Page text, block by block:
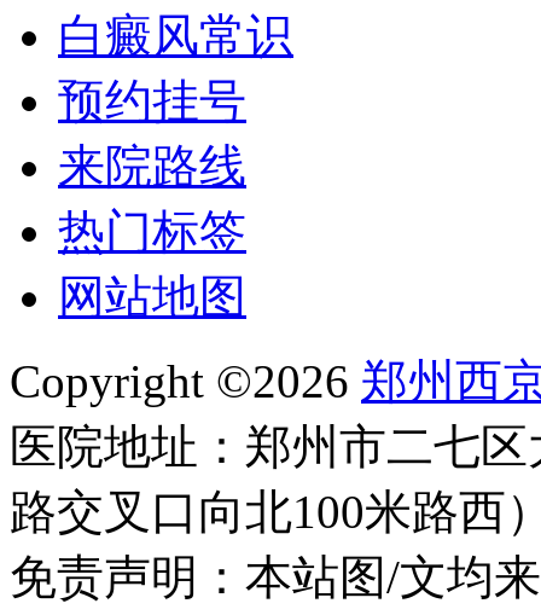
白癜风常识
预约挂号
来院路线
热门标签
网站地图
Copyright ©2026 郑州西
医院地址：郑州市二七
路交叉口向北100米路西
免责声明：本站图/文均